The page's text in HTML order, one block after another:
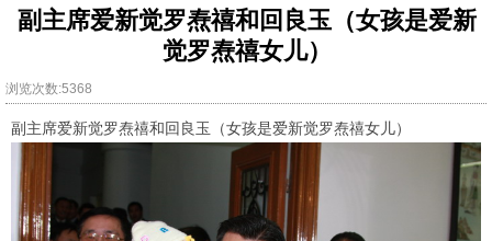
副主席爱新觉罗焘禧和回良玉（女孩是爱新
觉罗焘禧女儿）
浏览次数:5368
副主席爱新觉罗焘禧和回良玉（女孩是爱新觉罗焘禧女儿）